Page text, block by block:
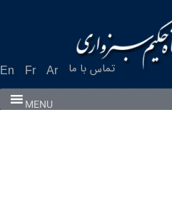
En Fr Ar تماس با ما
MENU